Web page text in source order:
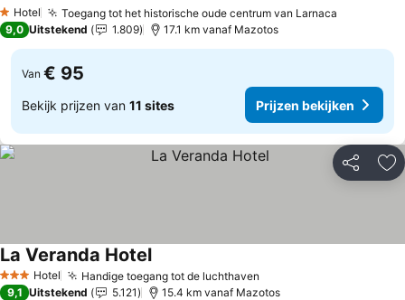
1 Sterren
Hotel Toegang tot het historische oude centrum van Larnaca
9,0 Uitstekend 1.809 17.1 km vanaf Mazotos
Van € 95
Bekijk prijzen van 11 sites Prijzen bekijken
Delen
3 SterrenHotel Handige toegang tot de luchthaven
La Veranda HotelPrijzen bekijken
9,1 Uitstekend 5.121 15.4 km vanaf Mazotos